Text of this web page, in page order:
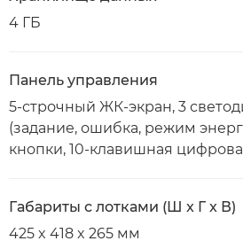
4 ГБ
Панель управления
5-строчный ЖК-экран, 3
(задание, ошибка, режим
кнопки, 10-клавишная
Габариты с лотками (Ш x Г x В)
425 x 418 x 265 мм